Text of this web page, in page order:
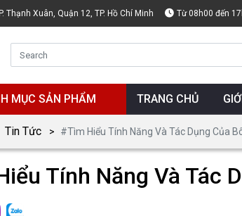
Thạnh Xuân, Quận 12, TP. Hồ Chí Minh Từ 08h00 đến
MỤC SẢN PHẨM TRANG CHỦ
Tin Tức #Tìm Hiểu Tính Năng Và Tác Dụng Của
Tính Năng Và Tác